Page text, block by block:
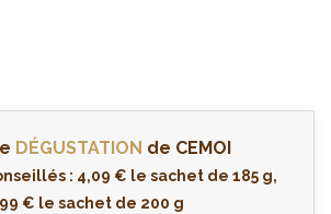
DÉGUSTATION de CEMOI
: 4,09 € le sachet de 185 g,
€ le sachet de 200 g